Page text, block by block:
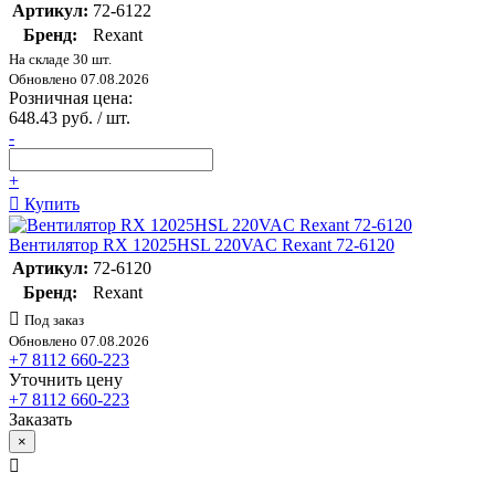
Артикул: 72-6122
Бренд:
Rexant
На складе 30 шт.
Обновлено 07.08.2026
Розничная цена:
648.43 руб. / шт.
-
+
Купить
Вентилятор RX 12025HSL 220VAC Rexant 72-6120
Артикул: 72-6120
Бренд:
Rexant
Под заказ
Обновлено 07.08.2026
+7 8112 660-223
Уточнить цену
+7 8112 660-223
Заказать
×